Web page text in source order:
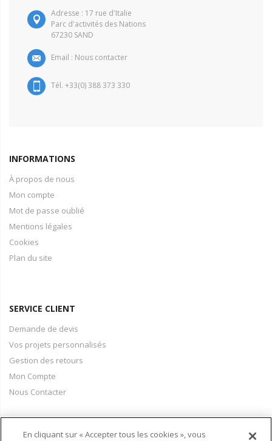
Adresse : 17 rue d'Italie
Parc d'activités des Nations
67230 SAND
Email : Nous contacter
Tél. +33(0) 388 373 330
INFORMATIONS
À propos de nous
Mon compte
Mot de passe oublié
Mentions légales
Cookies
Plan du site
SERVICE CLIENT
Demande de devis
Vos projets personnalisés
Gestion des retours
Mon Compte
Nous Contacter
En cliquant sur « Accepter tous les cookies », vous